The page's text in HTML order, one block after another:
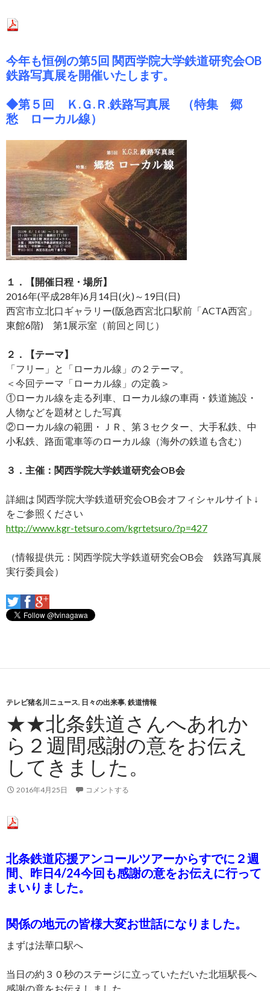
今年も恒例の第5回 関西学院大学鉄道研究会OB
鉄路写真展を開催いたします。
◆第５回 Ｋ.Ｇ.Ｒ.鉄路写真展 （特集 郷
愁 ローカル線）
１．【開催日程・場所】
2016年(平成28年)6月14日(火)～19日(日)
西宮市立北口ギャラリー(阪急西宮北口駅前「ACTA西宮」
東館6階) 第1展示室（前回と同じ）
２．【テーマ】
「フリー」と「ローカル線」の２テーマ。
＜今回テーマ「ローカル線」の定義＞
①ローカル線を走る列車、ローカル線の車両・鉄道施設・
人物などを題材とした写真
②ローカル線の範囲・ＪＲ、第３セクター、大手私鉄、中
小私鉄、路面電車等のローカル線（海外の鉄道も含む）
３．主催：関西学院大学鉄道研究会OB会
詳細は 関西学院大学鉄道研究会OB会オフィシャルサイト↓
をご参照ください
http://www.kgr-tetsuro.com/kgrtetsuro/?p=427
（情報提供元：関西学院大学鉄道研究会OB会 鉄路写真展
実行委員会）
テレビ猪名川ニュース, 日々の出来事, 鉄道情報
★★北条鉄道さんへあれか
ら２週間感謝の意をお伝え
してきました。
2016年4月25日 コメントする
北条鉄道応援アンコールツアーからすでに２週
間、昨日4/24今回も感謝の意をお伝えに行って
まいりました。
関係の地元の皆様大変お世話になりました。
まずは法華口駅へ
当日の約３０秒のステージに立っていただいた北垣駅長へ
感謝の意をお伝えしました。